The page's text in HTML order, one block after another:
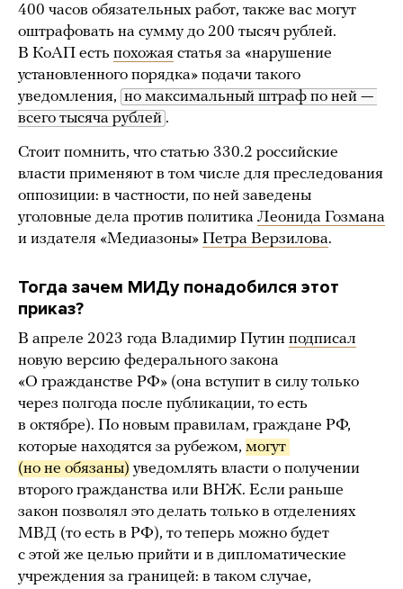
400 часов обязательных работ, также вас могут
оштрафовать на сумму до 200 тысяч рублей.
В КоАП есть похожая статья за «нарушение
установленного порядка» подачи такого
уведомления, но максимальный штраф по ней —
всего тысяча рублей .
Стоит помнить, что статью 330.2 российские
власти применяют в том числе для преследования
оппозиции: в частности, по ней заведены
уголовные дела против политика Леонида Гозмана
и издателя «Медиазоны» Петра Верзилова.
Тогда зачем МИДу понадобился этот
приказ?
В апреле 2023 года Владимир Путин подписал
новую версию федерального закона
«О гражданстве РФ» (она вступит в силу только
через полгода после публикации, то есть
в октябре). По новым правилам, граждане РФ,
которые находятся за рубежом, могут
(но не обязаны) уведомлять власти о получении
второго гражданства или ВНЖ. Если раньше
закон позволял это делать только в отделениях
МВД (то есть в РФ), то теперь можно будет
с этой же целью прийти и в дипломатические
учреждения за границей: в таком случае,